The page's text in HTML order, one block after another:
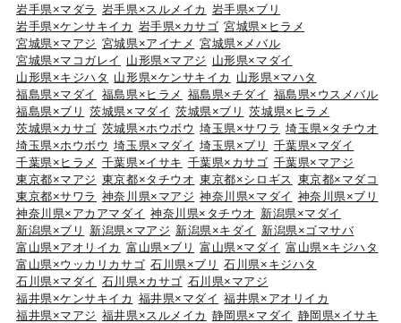
岩手県×マダラ 岩手県×スルメイカ 岩手県×ブリ
岩手県×ケンサキイカ 岩手県×カサゴ 宮城県×ヒラメ
宮城県×マアジ 宮城県×アイナメ 宮城県×メバル
宮城県×マコガレイ
山形県×マアジ 山形県×マダイ
山形県×キジハタ 山形県×ケンサキイカ
山形県×マハタ
福島県×マダイ 福島県×ヒラメ 福島県×チダイ 福島県×ウスメバル
福島県×ブリ
茨城県×マダイ 茨城県×ブリ
茨城県×ヒラメ
茨城県×カサゴ 茨城県×ホウボウ 埼玉県×サワラ 埼玉県×タチウオ
埼玉県×ホウボウ 埼玉県×マダイ 埼玉県×ブリ
千葉県×マダイ
千葉県×ヒラメ 千葉県×イサキ 千葉県×カサゴ 千葉県×マアジ
東京都×マアジ 東京都×タチウオ 東京都×シロギス 東京都×マダコ
東京都×サワラ 神奈川県×マアジ 神奈川県×マダイ 神奈川県×ブリ
神奈川県×アカアマダイ 神奈川県×タチウオ 新潟県×マダイ
新潟県×ブリ
新潟県×マアジ 新潟県×キダイ
新潟県×ゴマサバ
富山県×アオリイカ 富山県×ブリ 富山県×マダイ 富山県×キジハタ
富山県×ウッカリカサゴ 石川県×ブリ
石川県×キジハタ
石川県×マダイ 石川県×カサゴ 石川県×マアジ
福井県×ケンサキイカ 福井県×マダイ 福井県×アオリイカ
福井県×マアジ 福井県×スルメイカ 静岡県×マダイ 静岡県×イサキ